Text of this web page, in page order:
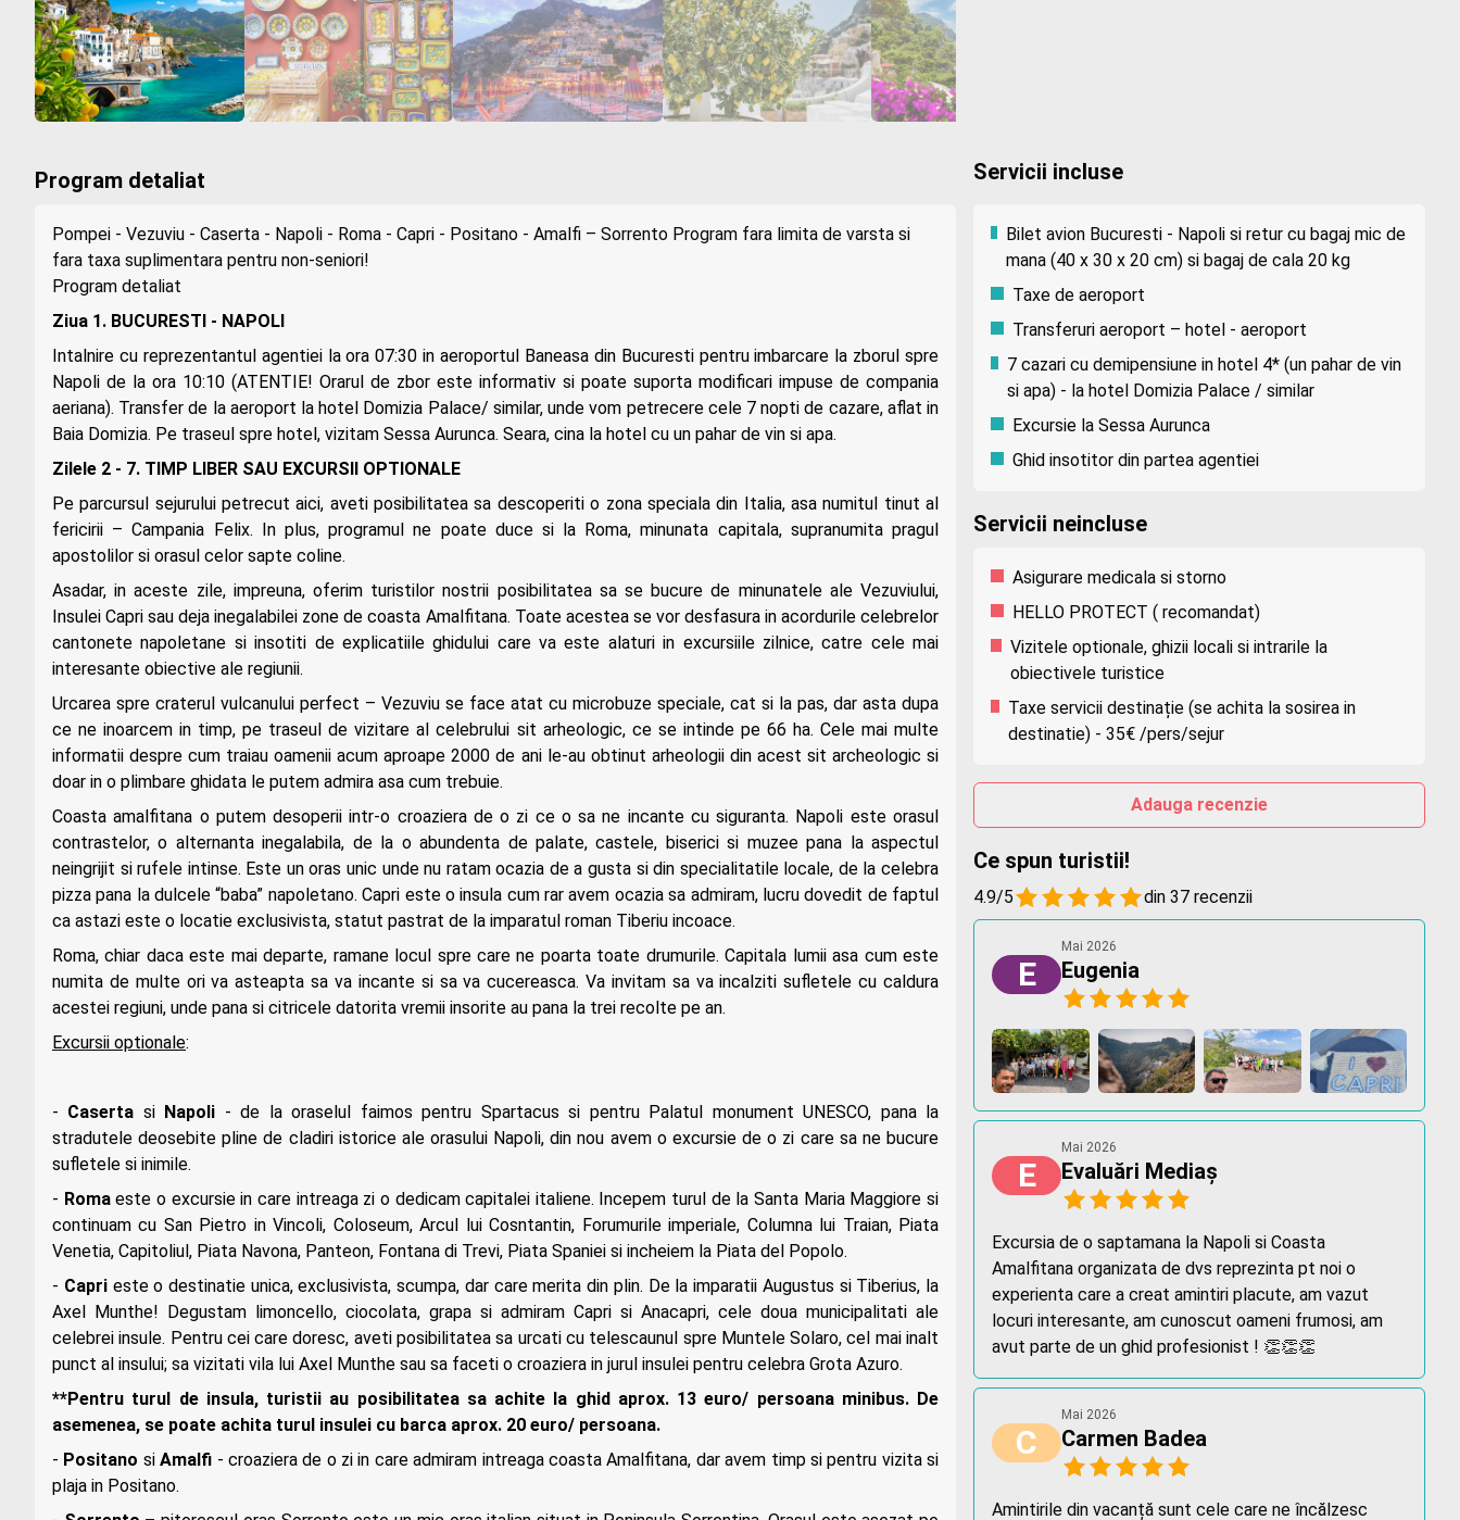
Program detaliat
Pompei - Vezuviu - Caserta - Napoli - Roma - Capri - Positano - Amalfi – Sorrento Program fara limita de varsta si
fara taxa suplimentara pentru non-seniori!
Program detaliat
Ziua 1. BUCURESTI - NAPOLI
Intalnire cu reprezentantul agentiei la ora 07:30 in aeroportul Baneasa din Bucuresti pentru imbarcare la zborul spre
Napoli de la ora 10:10 (ATENTIE! Orarul de zbor este informativ si poate suporta modificari impuse de compania
aeriana). Transfer de la aeroport la hotel Domizia Palace/ similar, unde vom petrecere cele 7 nopti de cazare, aflat in
Baia Domizia. Pe traseul spre hotel, vizitam Sessa Aurunca. Seara, cina la hotel cu un pahar de vin si apa.
Zilele 2 - 7. TIMP LIBER SAU EXCURSII OPTIONALE
Pe parcursul sejurului petrecut aici, aveti posibilitatea sa descoperiti o zona speciala din Italia, asa numitul tinut al
fericirii – Campania Felix. In plus, programul ne poate duce si la Roma, minunata capitala, supranumita pragul
apostolilor si orasul celor sapte coline.
Asadar, in aceste zile, impreuna, oferim turistilor nostrii posibilitatea sa se bucure de minunatele ale Vezuviului,
Insulei Capri sau deja inegalabilei zone de coasta Amalfitana. Toate acestea se vor desfasura in acordurile celebrelor
cantonete napoletane si insotiti de explicatiile ghidului care va este alaturi in excursiile zilnice, catre cele mai
interesante obiective ale regiunii.
Urcarea spre craterul vulcanului perfect – Vezuviu se face atat cu microbuze speciale, cat si la pas, dar asta dupa
ce ne inoarcem in timp, pe traseul de vizitare al celebrului sit arheologic, ce se intinde pe 66 ha. Cele mai multe
informatii despre cum traiau oamenii acum aproape 2000 de ani le-au obtinut arheologii din acest sit archeologic si
doar in o plimbare ghidata le putem admira asa cum trebuie.
Coasta amalfitana o putem desoperii intr-o croaziera de o zi ce o sa ne incante cu siguranta. Napoli este orasul
contrastelor, o alternanta inegalabila, de la o abundenta de palate, castele, biserici si muzee pana la aspectul
neingrijit si rufele intinse. Este un oras unic unde nu ratam ocazia de a gusta si din specialitatile locale, de la celebra
pizza pana la dulcele “baba” napoletano. Capri este o insula cum rar avem ocazia sa admiram, lucru dovedit de faptul
ca astazi este o locatie exclusivista, statut pastrat de la imparatul roman Tiberiu incoace.
Roma, chiar daca este mai departe, ramane locul spre care ne poarta toate drumurile. Capitala lumii asa cum este
numita de multe ori va asteapta sa va incante si sa va cucereasca. Va invitam sa va incalziti sufletele cu caldura
acestei regiuni, unde pana si citricele datorita vremii insorite au pana la trei recolte pe an.
Excursii optionale:
- Caserta siNapoli - de la oraselul faimos pentru Spartacus si pentru Palatul monument UNESCO, pana la
stradutele deosebite pline de cladiri istorice ale orasului Napoli, din nou avem o excursie de o zi care sa ne bucure
sufletele si inimile.
- Romaeste o excursie in care intreaga zi o dedicam capitalei italiene. Incepem turul de la Santa Maria Maggiore si
continuam cu San Pietro in Vincoli, Coloseum, Arcul lui Cosntantin, Forumurile imperiale, Columna lui Traian, Piata
Venetia, Capitoliul, Piata Navona, Panteon, Fontana di Trevi, Piata Spaniei si incheiem la Piata del Popolo.
- Capri este o destinatie unica, exclusivista, scumpa, dar care merita din plin. De la imparatii Augustus si Tiberius, la
Axel Munthe! Degustam limoncello, ciocolata, grapa si admiram Capri si Anacapri, cele doua municipalitati ale
celebrei insule. Pentru cei care doresc, aveti posibilitatea sa urcati cu telescaunul spre Muntele Solaro, cel mai inalt
punct al insului; sa vizitati vila lui Axel Munthe sau sa faceti o croaziera in jurul insulei pentru celebra Grota Azuro.
**Pentru turul de insula, turistii au posibilitatea sa achite la ghid aprox. 13 euro/ persoana minibus. De
asemenea, se poate achita turul insulei cu barca aprox. 20 euro/ persoana.
- Positano siAmalfi - croaziera de o zi in care admiram intreaga coasta Amalfitana, dar avem timp si pentru vizita si
plaja in Positano.
Servicii incluse
Bilet avion Bucuresti - Napoli si retur cu bagaj mic de
mana (40 x 30 x 20 cm) si bagaj de cala 20 kg
Taxe de aeroport
Transferuri aeroport – hotel - aeroport
7 cazari cu demipensiune in hotel 4* (un pahar de vin
si apa) - la hotel Domizia Palace / similar
Excursie la Sessa Aurunca
Ghid insotitor din partea agentiei
Servicii neincluse
Asigurare medicala si storno
HELLO PROTECT ( recomandat)
Vizitele optionale, ghizii locali si intrarile la
obiectivele turistice
Taxe servicii destinație (se achita la sosirea in
destinatie) - 35€ /pers/sejur
Adauga recenzie
Ce spun turistii!
4.9/5 din 37 recenzii
E
Mai 2026
Eugenia
E
Mai 2026
Evaluări Mediaș
Excursia de o saptamana la Napoli si Coasta
Amalfitana organizata de dvs reprezinta pt noi o
experienta care a creat amintiri placute, am vazut
locuri interesante, am cunoscut oameni frumosi, am
avut parte de un ghid profesionist ! 👏👏👏
C
Mai 2026
Carmen Badea
Amintirile din vacanță sunt cele care ne încălzesc